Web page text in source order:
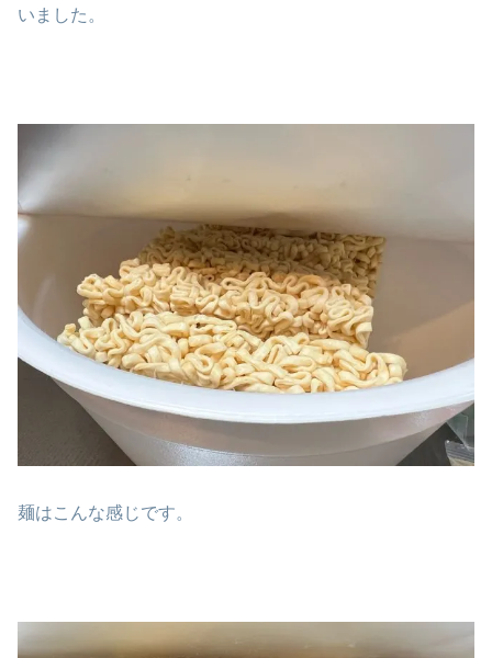
いました。
麺はこんな感じです。